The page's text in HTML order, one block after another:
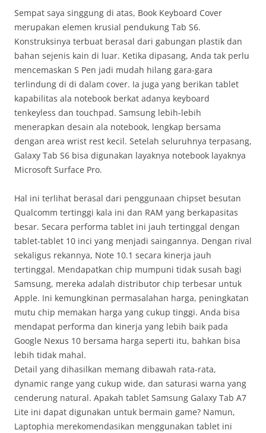
Sempat saya singgung di atas, Book Keyboard Cover
merupakan elemen krusial pendukung Tab S6.
Konstruksinya terbuat berasal dari gabungan plastik dan
bahan sejenis kain di luar. Ketika dipasang, Anda tak perlu
mencemaskan S Pen jadi mudah hilang gara-gara
terlindung di di dalam cover. Ia juga yang berikan tablet
kapabilitas ala notebook berkat adanya keyboard
tenkeyless dan touchpad. Samsung lebih-lebih
menerapkan desain ala notebook, lengkap bersama
dengan area wrist rest kecil. Setelah seluruhnya terpasang,
Galaxy Tab S6 bisa digunakan layaknya notebook layaknya
Microsoft Surface Pro.
Hal ini terlihat berasal dari penggunaan chipset besutan
Qualcomm tertinggi kala ini dan RAM yang berkapasitas
besar. Secara performa tablet ini jauh tertinggal dengan
tablet-tablet 10 inci yang menjadi saingannya. Dengan rival
sekaligus rekannya, Note 10.1 secara kinerja jauh
tertinggal. Mendapatkan chip mumpuni tidak susah bagi
Samsung, mereka adalah distributor chip terbesar untuk
Apple. Ini kemungkinan permasalahan harga, peningkatan
mutu chip memakan harga yang cukup tinggi. Anda bisa
mendapat performa dan kinerja yang lebih baik pada
Google Nexus 10 bersama harga seperti itu, bahkan bisa
lebih tidak mahal.
Detail yang dihasilkan memang dibawah rata-rata,
dynamic range yang cukup wide, dan saturasi warna yang
cenderung natural. Apakah tablet Samsung Galaxy Tab A7
Lite ini dapat digunakan untuk bermain game? Namun,
Laptophia merekomendasikan menggunakan tablet ini